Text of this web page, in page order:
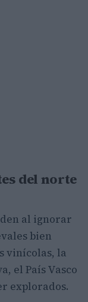
del norte
al ignorar
bien
vinícolas, la
el País Vasco
explorados.